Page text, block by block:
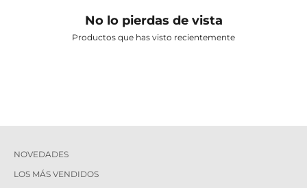
No lo pierdas de vista
Productos que has visto recientemente
NOVEDADES
LOS MÁS VENDIDOS